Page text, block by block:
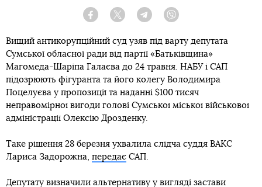
Facebook Twitter Telegram
Вищий антикорупційний суд узяв під варту депутата
Сумської обласної ради від партії «Батьківщина»
Магомеда-Шаріпа Галаєва до 24 травня. НАБУ і САП
підозрюють фігуранта та його колегу Володимира
Поцелуєва у пропозиції та наданні $100 тисяч
неправомірної вигоди голові Сумської міської військової
адміністрації Олексію Дрозденку.
Таке рішення 28 березня ухвалила слідча суддя ВАКС
Лариса Задорожна, передає САП.
Депутату визначили альтернативу у вигляді застави